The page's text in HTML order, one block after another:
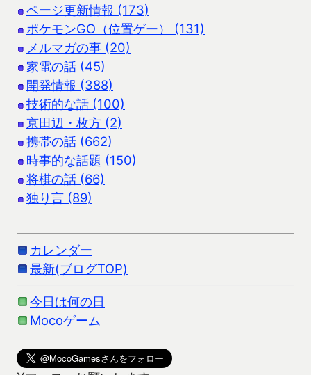
ページ更新情報 (173)
ポケモンGO（位置ゲー） (131)
メルマガの事 (20)
家電の話 (45)
開発情報 (388)
技術的な話 (100)
京田辺・枚方 (2)
携帯の話 (662)
時事的な話題 (150)
将棋の話 (66)
独り言 (89)
カレンダー
最新(ブログTOP)
今日は何の日
Mocoゲーム